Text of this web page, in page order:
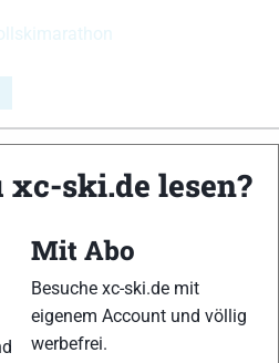
Biathlon und der Nordischen
über deine Lieblingssportarten
oder Profi-Sportler, wir haben
Du kannst uns jederzeit über
ski.de lesen?
Mit Abo
Besuche xc-ski.de mit
eigenem Account und völlig
werbefrei.